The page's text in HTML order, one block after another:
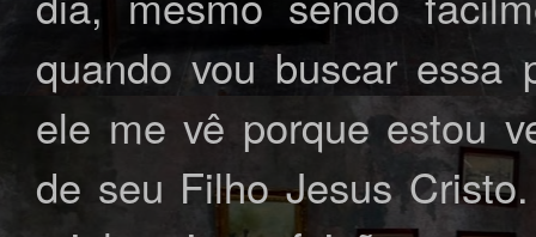
quando vou buscar essa
ele me vê porque estou
de seu Filho Jesus